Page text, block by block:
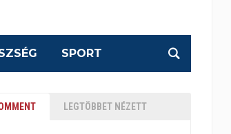
SPORT
LEGTÖBBET NÉZETT